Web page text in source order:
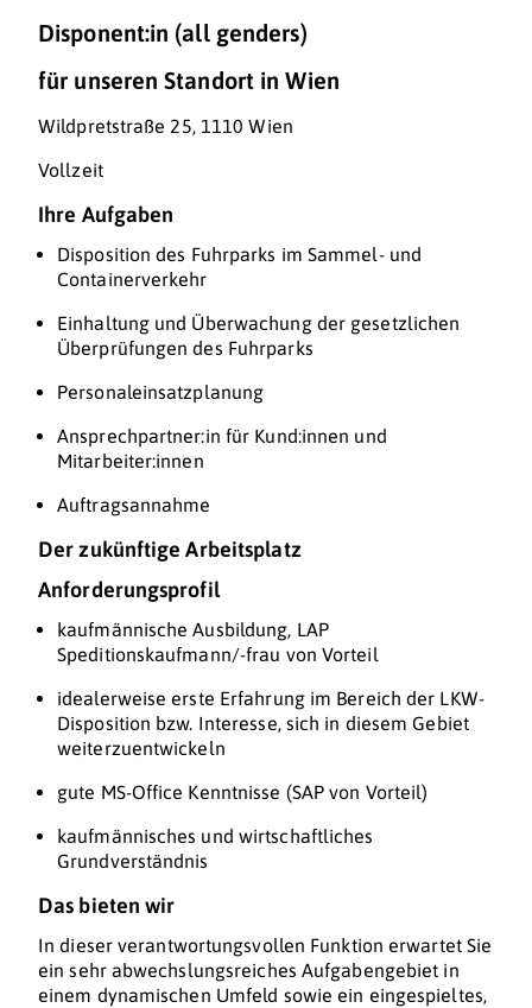
Disponent:in (all genders)
für unseren Standort in Wien
Wildpretstraße 25, 1110 Wien
Vollzeit
Ihre Aufgaben
Disposition des Fuhrparks im Sammel- und
Containerverkehr
Einhaltung und Überwachung der gesetzlichen
Überprüfungen des Fuhrparks
Personaleinsatzplanung
Ansprechpartner:in für Kund:innen und
Mitarbeiter:innen
Auftragsannahme
Der zukünftige Arbeitsplatz
Anforderungsprofil
kaufmännische Ausbildung, LAP
Speditionskaufmann/-frau von Vorteil
idealerweise erste Erfahrung im Bereich der LKW-
Disposition bzw. Interesse, sich in diesem Gebiet
weiterzuentwickeln
gute MS-Office Kenntnisse (SAP von Vorteil)
kaufmännisches und wirtschaftliches
Grundverständnis
Das bieten wir
In dieser verantwortungsvollen Funktion erwartet Sie
ein sehr abwechslungsreiches Aufgabengebiet in
einem dynamischen Umfeld sowie ein eingespieltes,